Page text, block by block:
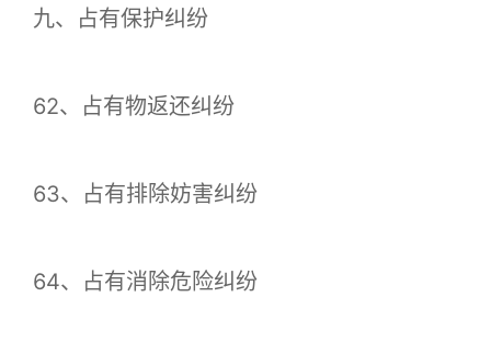
九、占有保护纠纷
62、占有物返还纠纷
63、占有排除妨害纠纷
64、占有消除危险纠纷